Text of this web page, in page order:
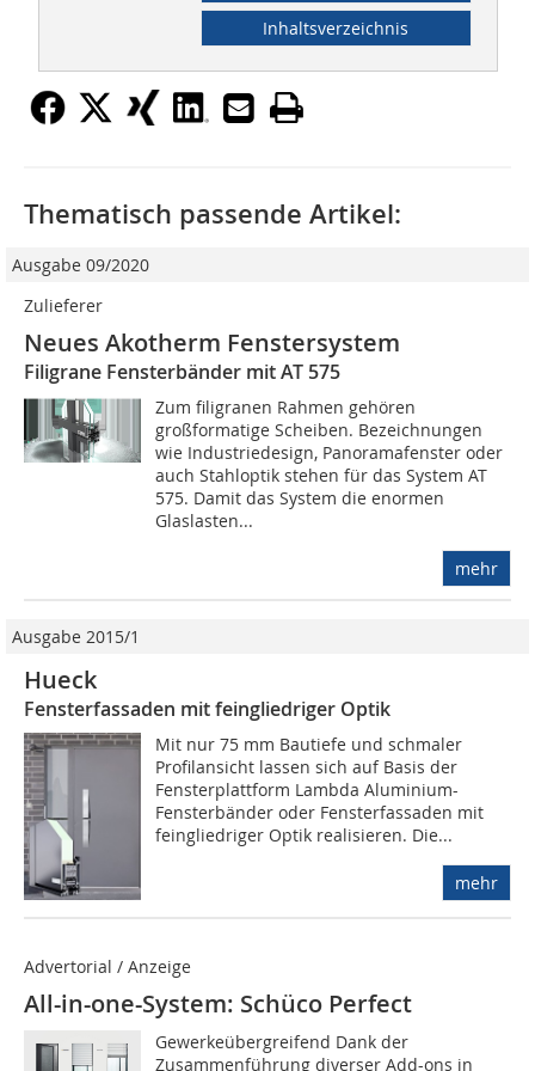
Inhaltsverzeichnis
Thematisch passende Artikel:
Ausgabe 09/2020
Zulieferer
Neues Akotherm Fenstersystem
Filigrane Fensterbänder mit AT 575
Zum filigranen Rahmen gehören
großformatige Scheiben. Bezeichnungen
wie Industriedesign, Panoramafenster oder
auch Stahloptik stehen für das System AT
575. Damit das System die enormen
Glaslasten...
mehr
Ausgabe 2015/1
Hueck
Fensterfassaden mit feingliedriger Optik
Mit nur 75 mm Bautiefe und schmaler
Profilansicht lassen sich auf Basis der
Fensterplattform Lambda Aluminium-
Fensterbänder oder Fensterfassaden mit
feingliedriger Optik realisieren. Die...
mehr
Advertorial / Anzeige
All-in-one-System: Schüco Perfect
Gewerkeübergreifend Dank der
Zusammenführung diverser Add-ons in